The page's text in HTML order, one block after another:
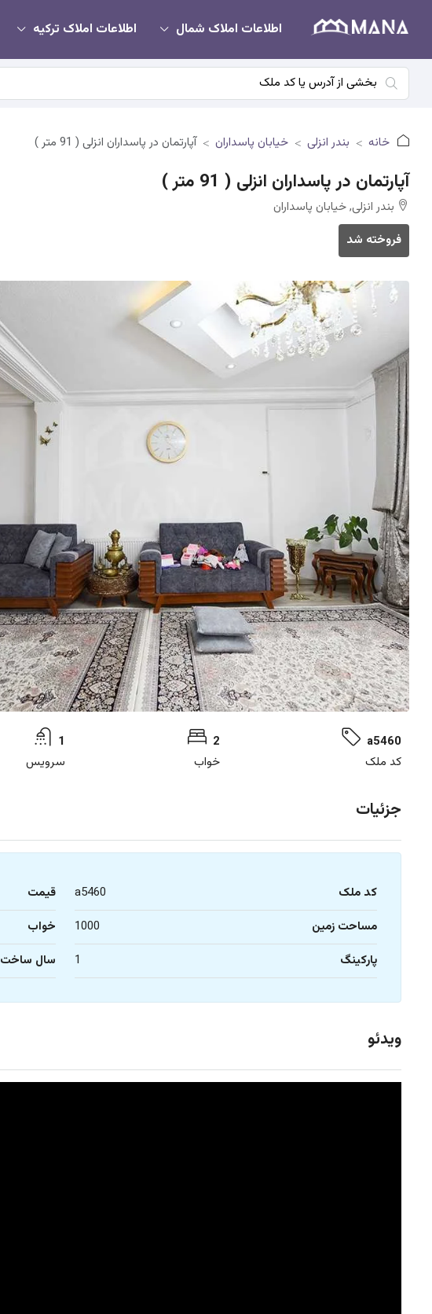
اطلاعات املاک شمال اطلاعات املاک ترکیه
خانه بندر انزلی خیابان پاسداران آپارتمان در پاسداران انزلی ( 91 متر )
آپارتمان در پاسداران انزلی ( 91 متر )
بندر انزلی, خیابان پاسداران
فروخته شد
a5460
کد ملک
2
خواب
1
سرویس
جزئیات
کد ملک a5460 قیمت
مساحت زمین
1000 خواب
پارکینگ
1 سال ساخت
ویدئو